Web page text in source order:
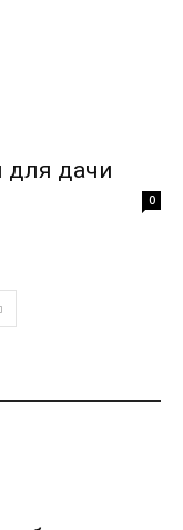
для дачи
0